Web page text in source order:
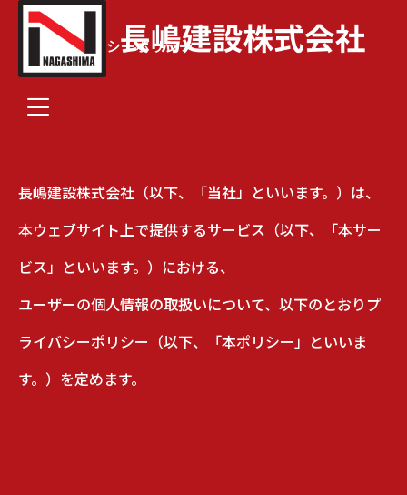
プライバシーポリシー
PRIVACY
プライバシーポリシー
長嶋建設株式会社（以下、「当社」といいます。）は、
本ウェブサイト上で提供するサービス（以下、「本サー
ビス」といいます。）における、
ユーザーの個人情報の取扱いについて、以下のとおりプ
ライバシーポリシー（以下、「本ポリシー」といいま
す。）を定めます。